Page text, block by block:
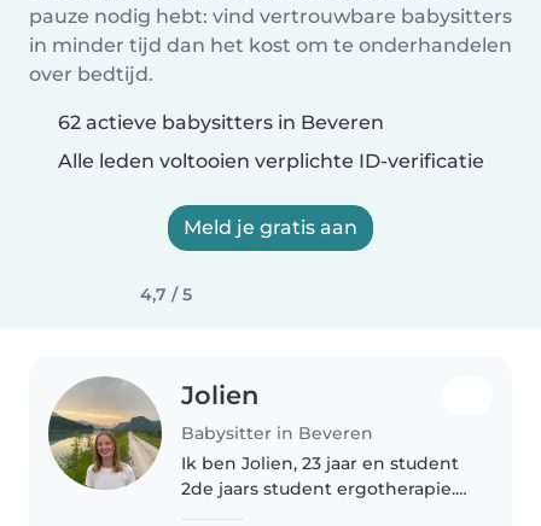
pauze nodig hebt: vind vertrouwbare babysitters
in minder tijd dan het kost om te onderhandelen
over bedtijd.
62 actieve babysitters in Beveren
Alle leden voltooien verplichte ID-verificatie
Meld je gratis aan
4,7 / 5
Jolien
Babysitter in Beveren
Ik ben Jolien, 23 jaar en student
2de jaars student ergotherapie.